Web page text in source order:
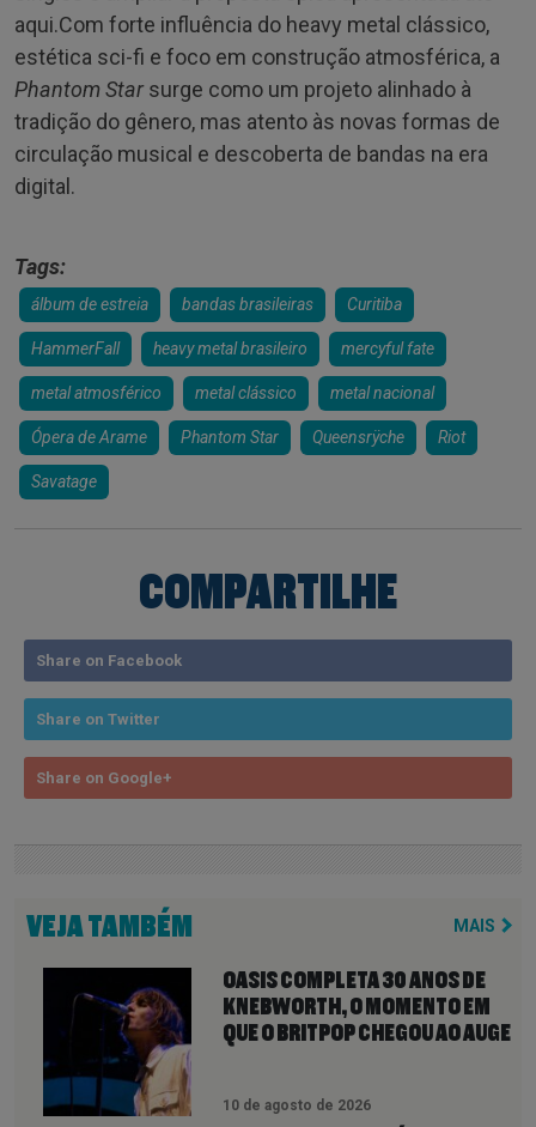
aqui.Com forte influência do heavy metal clássico,
estética sci-fi e foco em construção atmosférica, a
Phantom Starsurge como um projeto alinhado à
tradição do gênero, mas atento às novas formas de
circulação musical e descoberta de bandas na era
digital.
Tags:
álbum de estreia bandas brasileiras Curitiba
HammerFall heavy metal brasileiro mercyful fate
metal atmosférico metal clássico metal nacional
Ópera de Arame Phantom Star Queensrÿche Riot
Savatage
COMPARTILHE
Share on Facebook
Share on Twitter
Share on Google+
VEJA TAMBÉM MAIS
OASIS COMPLETA 30 ANOS DE
KNEBWORTH, O MOMENTO EM
QUE O BRITPOP CHEGOU AO AUGE
10 de agosto de 2026